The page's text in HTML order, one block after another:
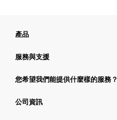
產品
服務與支援
您希望我們能提供什麼樣的服務？
公司資訊